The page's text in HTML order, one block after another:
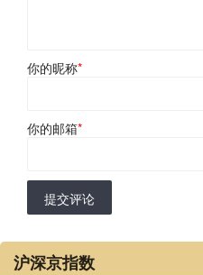
你的昵称*
你的邮箱*
提交评论
沪深京指数